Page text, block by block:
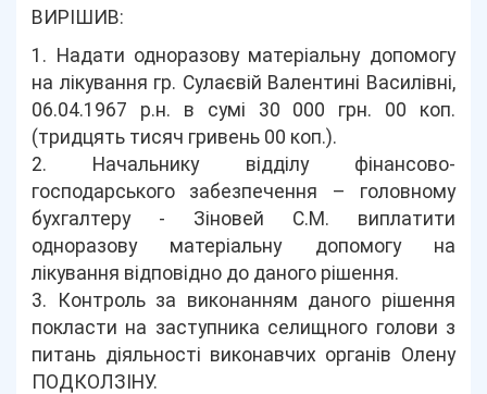
ВИРІШИВ:
1. Надати одноразову матеріальну допомогу
на лікування гр. Сулаєвій Валентині Василівні,
06.04.1967 р.н. в сумі 30 000 грн. 00 коп.
(тридцять тисяч гривень 00 коп.).
2. Начальнику відділу фінансово-
господарського забезпечення – головному
бухгалтеру - Зіновей С.М. виплатити
одноразову матеріальну допомогу на
лікування відповідно до даного рішення.
3. Контроль за виконанням даного рішення
покласти на заступника селищного голови з
питань діяльності виконавчих органів Олену
ПОДКОЛЗІНУ.